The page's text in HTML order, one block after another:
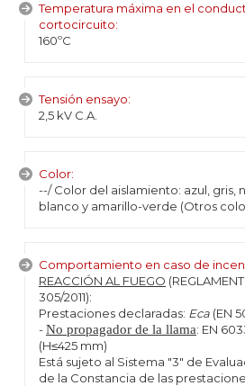
Temperatura máxima en el
cortocircuito:
160ºC
Tensión ensayo:
2,5 kV C.A.
Color:
--/ Color del aislamiento: azul, gris,
blanco y amarillo-verde (Otros
Comportamiento en caso de
REACCIÓN AL FUEGO
305/2011):
Prestaciones declaradas: Eca (EN
-No propagador de la llama: EN
(H≤425 mm)
Está sujeto al Sistema "3" de
de la Constancia de las